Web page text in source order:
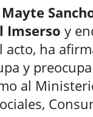
Mayte
Imserso y
ha
y
al